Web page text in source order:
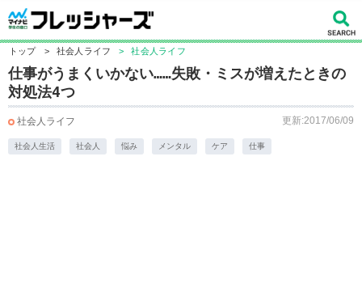
トップ > 社会人ライフ > 社会人ライフ
仕事がうまくいかない……失敗・ミスが増えたときの
対処法4つ
社会人ライフ 更新:2017/06/09
社会人生活 社会人 悩み メンタル ケア 仕事